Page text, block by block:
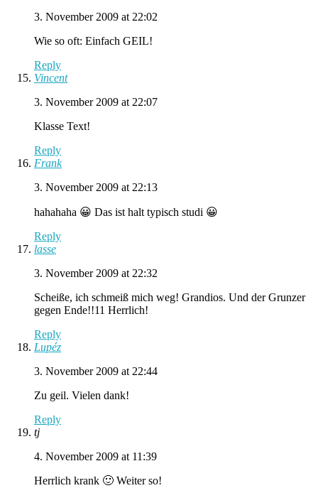
3. November 2009 at 22:02
Wie so oft: Einfach GEIL!
Reply
Vincent
3. November 2009 at 22:07
Klasse Text!
Reply
Frank
3. November 2009 at 22:13
hahahaha 😀 Das ist halt typisch studi 😀
Reply
lasse
3. November 2009 at 22:32
Scheiße, ich schmeiß mich weg! Grandios. Und der Grunzer
gegen Ende!!11 Herrlich!
Reply
Lupéz
3. November 2009 at 22:44
Zu geil. Vielen dank!
Reply
tj
4. November 2009 at 11:39
Herrlich krank 🙂 Weiter so!